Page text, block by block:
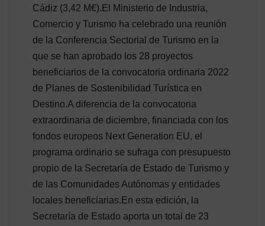
Cádiz (3,42 M€).El Ministerio de Industria,
Comercio y Turismo ha celebrado una reunión
de la Conferencia Sectorial de Turismo en la
que se han aprobado los 28 proyectos
beneficiarios de la convocatoria ordinaria 2022
de Planes de Sostenibilidad Turística en
Destino.A diferencia de la convocatoria
extraordinaria de diciembre, financiada con los
fondos europeos Next Generation EU, el
programa ordinario se sufraga con presupuesto
propio de la Secretaría de Estado de Turismo y
de las Comunidades Autónomas y entidades
locales beneficiarias.En esta edición, la
Secretaría de Estado aporta un total de 23